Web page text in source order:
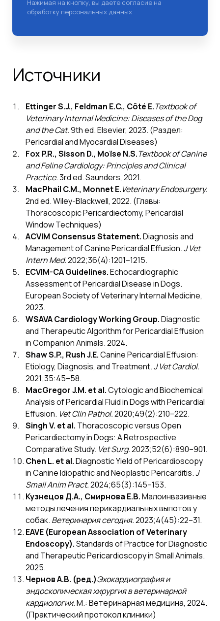
Нажимая на кнопку, вы даете согласие на
обработку персональных данных
Источники
Ettinger S.J., Feldman E.C., Côté E.Textbook of
Veterinary Internal Medicine: Diseases of the Dog
and the Cat.9th ed. Elsevier, 2023. (Раздел:
Pericardial and Myocardial Diseases)
Fox P.R., Sisson D., Moïse N.S.Textbook of Canine
and Feline Cardiology: Principles and Clinical
Practice.3rd ed. Saunders, 2021.
MacPhail C.M., Monnet E.Veterinary Endosurgery.
2nd ed. Wiley-Blackwell, 2022. (Главы:
Thoracoscopic Pericardiectomy, Pericardial
Window Techniques)
ACVIM Consensus Statement.Diagnosis and
Management of Canine Pericardial Effusion.J Vet
Intern Med.2022;36(4):1201–1215.
ECVIM-CA Guidelines.Echocardiographic
Assessment of Pericardial Disease in Dogs.
European Society of Veterinary Internal Medicine,
2023.
WSAVA Cardiology Working Group.Diagnostic
and Therapeutic Algorithm for Pericardial Effusion
in Companion Animals. 2024.
Shaw S.P., Rush J.E.Canine Pericardial Effusion:
Etiology, Diagnosis, and Treatment.J Vet Cardiol.
2021;35:45–58.
MacGregor J.M. et al.Cytologic and Biochemical
Analysis of Pericardial Fluid in Dogs with Pericardial
Effusion. Vet Clin Pathol.2020;49(2):210–222.
Singh V. et al. Thoracoscopic versus Open
Pericardiectomy in Dogs: A Retrospective
Comparative Study. Vet Surg.2023;52(6):890–901.
Chen L. et al.Diagnostic Yield of Pericardioscopy
in Canine Idiopathic and Neoplastic Pericarditis.J
Small Anim Pract.2024;65(3):145–153.
Кузнецов Д.А., Смирнова Е.В.Малоинвазивные
методы лечения перикардиальных выпотов у
собак. Ветеринария сегодня.2023;4(45):22–31.
EAVE (European Association of Veterinary
Endoscopy).Standards of Practice for Diagnostic
and Therapeutic Pericardioscopy in Small Animals.
2025.
Чернов А.В. (ред.)Эхокардиография и
эндоскопическая хирургия в ветеринарной
кардиологии.М.: Ветеринарная медицина, 2024.
(Практический протокол клиники)